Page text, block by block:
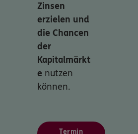
Zinsen
erzielen und
die Chancen
der
Kapitalmärkt
e nutzen
können.
Termin